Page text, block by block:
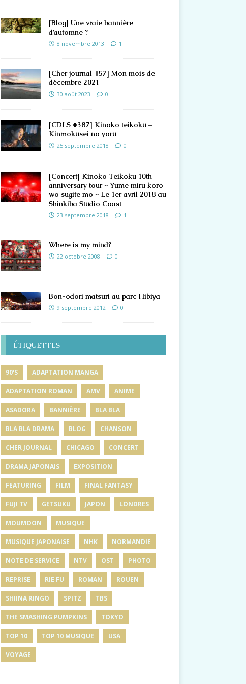
[Blog] Une vraie bannière
d’automne ?
8 novembre 2013 1
[Cher journal #57] Mon mois de
décembre 2021
30 août 2023 0
[CDLS #387] Kinoko teikoku –
Kinmokusei no yoru
25 septembre 2018 0
[Concert] Kinoko Teikoku 10th
anniversary tour ~ Yume miru koro
wo sugite mo ~ Le 1er avril 2018 au
Shinkiba Studio Coast
23 septembre 2018 1
Where is my mind?
22 octobre 2008 0
Bon-odori matsuri au parc Hibiya
9 septembre 2012 0
ÉTIQUETTES
90'S ADAPTATION MANGA
ADAPTATION ROMAN AMV ANIME
ASADORA BANNIÈRE BLA BLA
BLA BLA DRAMA BLOG CHANSON
CHER JOURNAL CHICAGO CONCERT
DRAMA JAPONAIS EXPOSITION
FEATURING FILM FINAL FANTASY
FUJI TV GETSUKU JAPON LONDRES
MOUMOON MUSIQUE
MUSIQUE JAPONAISE NHK NORMANDIE
NOTE DE SERVICE NTV OST PHOTO
REPRISE RIE FU ROMAN ROUEN
SHIINA RINGO SPITZ TBS
THE SMASHING PUMPKINS TOKYO
TOP 10 TOP 10 MUSIQUE USA
VOYAGE